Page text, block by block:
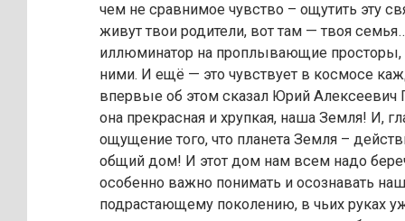
чем не сравнимое чувство – ощутить эту
живут твои родители, вот там — твоя
иллюминатор на проплывающие
ними. И ещё — это чувствует в космосе
впервые об этом сказал Юрий Алексеевич
она прекрасная и хрупкая, наша Земля! И,
ощущение того, что планета Земля –
общий дом! И этот дом нам всем надо
особенно важно понимать и осознавать
подрастающему поколению, в чьих руках